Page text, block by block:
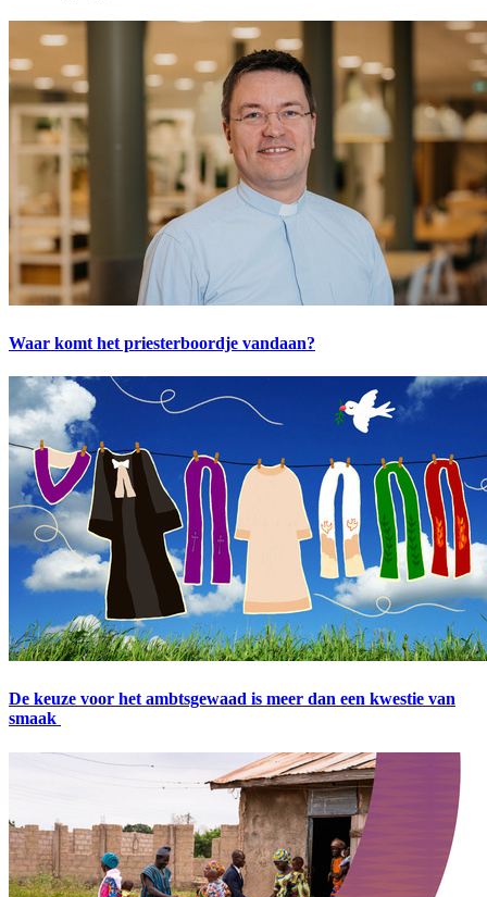
Waar komt het priesterboordje vandaan?
De keuze voor het ambtsgewaad is meer dan een kwestie van
smaak